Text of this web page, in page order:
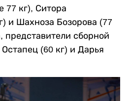
77 кг), Ситора
и Шахноза Бозорова (77
представители сборной
(60 кг) и Дарья